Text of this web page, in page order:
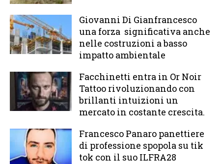
Giovanni Di Gianfrancesco
una forza significativa anche
nelle costruzioni a basso
impatto ambientale
Facchinetti entra in Or Noir
Tattoo rivoluzionando con
brillanti intuizioni un
mercato in costante crescita.
Francesco Panaro panettiere
di professione spopola su tik
tok con il suo ILFRA28